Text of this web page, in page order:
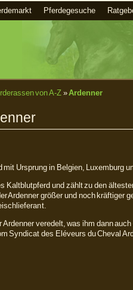
Pferdegesuche
von A-Z»Ardenner
mit Ursprung in Belgien, Luxemburg
Kaltblutpferd und zählt zu den
Ardenner größer und noch kräftiger
Ardenner veredelt, was ihm dann
Syndicat des Eléveurs du Cheval